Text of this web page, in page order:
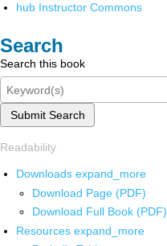
hub Instructor Commons
Search
Search this book
Submit Search
Readability
Downloads expand_more
Download Page (PDF)
Download Full Book (PDF)
Resources expand_more